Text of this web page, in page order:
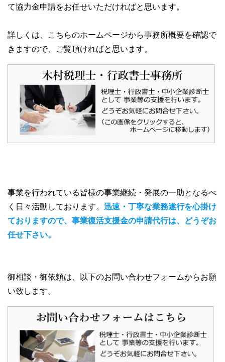
て協力金申請をお任せいただければと思います。
詳しくは、こちらのホームページから事務所概要を確認で
きますので、ご覧頂ければと思います。
事業を行われている皆様の事業継続・発展の一助となるべ
く日々活動しております。 迅速・丁寧な業務遂行を心掛け
ておりますので、事業復活支援金の申請代行は、どうぞお
任せ下さい。
御相談・御依頼は、以下のお問い合わせフォームからお願
い致します。